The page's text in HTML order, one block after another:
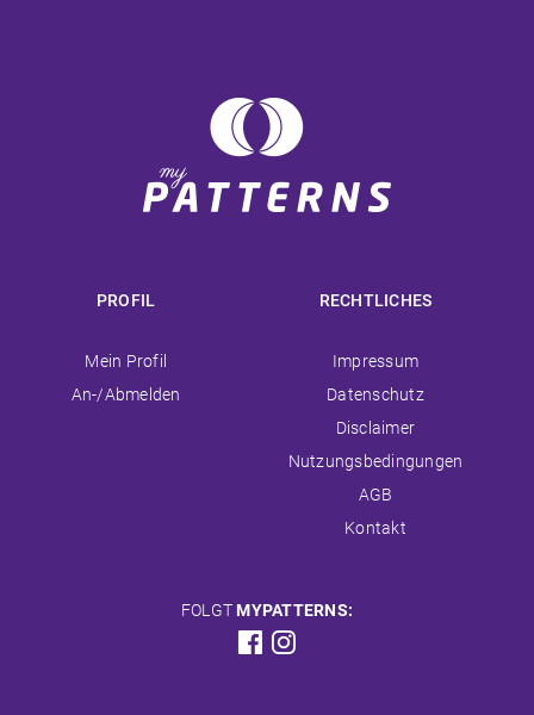
PROFIL
Navigation
überspringen
Mein Profil
An-/Abmelden
RECHTLICHES
Navigation
überspringen
Impressum
Datenschutz
Disclaimer
Nutzungsbedingungen
AGB
Kontakt
FOLGT MYPATTERNS: